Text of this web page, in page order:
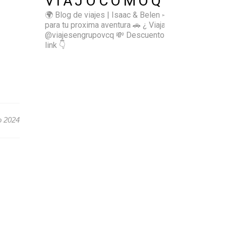
2024
🌍 Blog de viajes | Isaac & Belen ✈️ Inspírate
para tu proxima aventura 🚗 ¿ Viajas sol@? 👉🏻
@viajesengrupovcq 💸 Descuentos y tips en el
link 👇